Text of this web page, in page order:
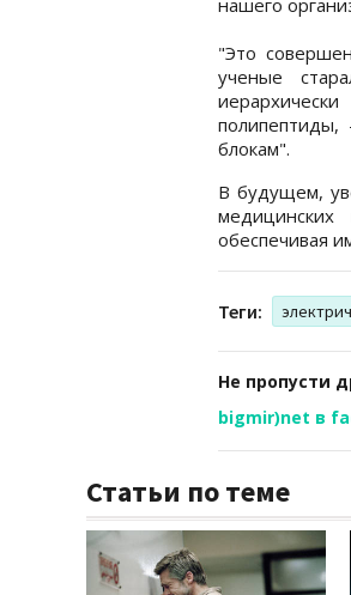
"Это
ученые
полипептиды,
блокам".
В будущем,
обеспечивая
Теги:
Не пропусти
bigmir)net в
Статьи по теме